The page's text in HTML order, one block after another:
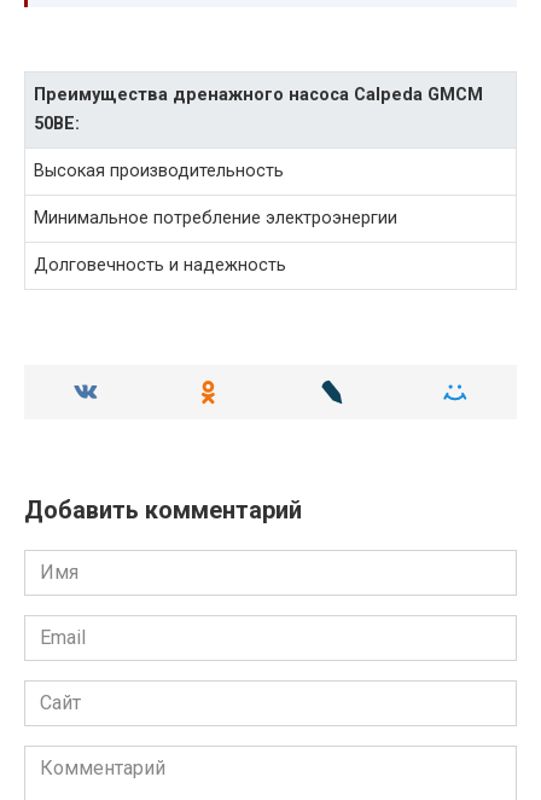
Преимущества дренажного насоса Calpeda GMCM
50BE:
Высокая производительность
Минимальное потребление электроэнергии
Долговечность и надежность
Добавить комментарий
Имя
Email
Сайт
Комментарий